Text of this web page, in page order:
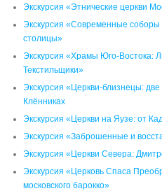
Экскурсия «Этнические церкви
Экскурсия «Современные
столицы»
Экскурсия «Храмы Юго-Востока:
Текстильщики»
Экскурсия «Церкви-близнецы:
Клённиках
Экскурсия «Церкви на Яузе: от
Экскурсия «Заброшенные и
Экскурсия «Церкви Севера:
Экскурсия «Церковь Спаса
московского барокко»